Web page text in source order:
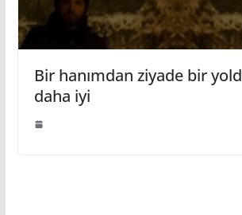
Bir hanımdan ziyade bir
daha iyi